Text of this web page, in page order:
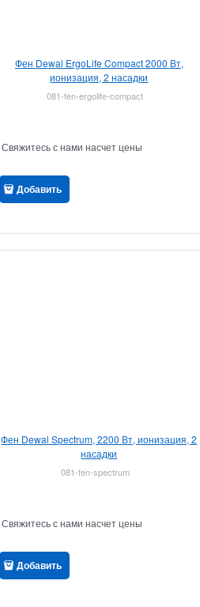
Фен Dewal ErgoLife Compact 2000 Вт,
ионизация, 2 насадки
081-fen-ergolife-compact
Свяжитесь с нами насчет цены
Добавить
Фен Dewal Spectrum, 2200 Вт, ионизация, 2
насадки
081-fen-spectrum
Свяжитесь с нами насчет цены
Добавить